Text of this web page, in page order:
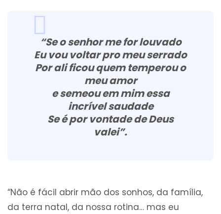
“Se o senhor me for louvado
Eu vou voltar pro meu serrado
Por ali ficou quem temperou o
meu amor
e semeou em mim essa
incrível saudade
Se é por vontade de Deus
valei”.
“Não é fácil abrir mão dos sonhos, da família,
da terra natal, da nossa rotina… mas eu